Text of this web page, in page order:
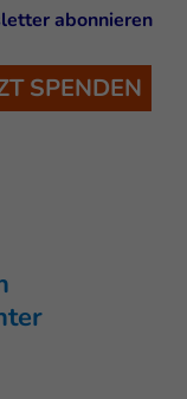
abonnieren
SPENDEN